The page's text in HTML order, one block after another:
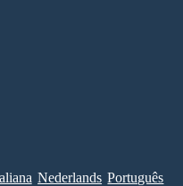
Nederlands Português